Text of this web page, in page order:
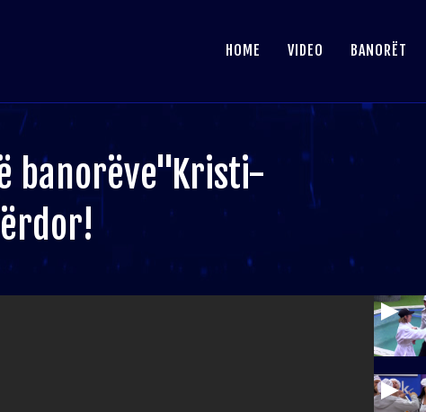
HOME VIDEO BANORËT
banorëve"Kristi-